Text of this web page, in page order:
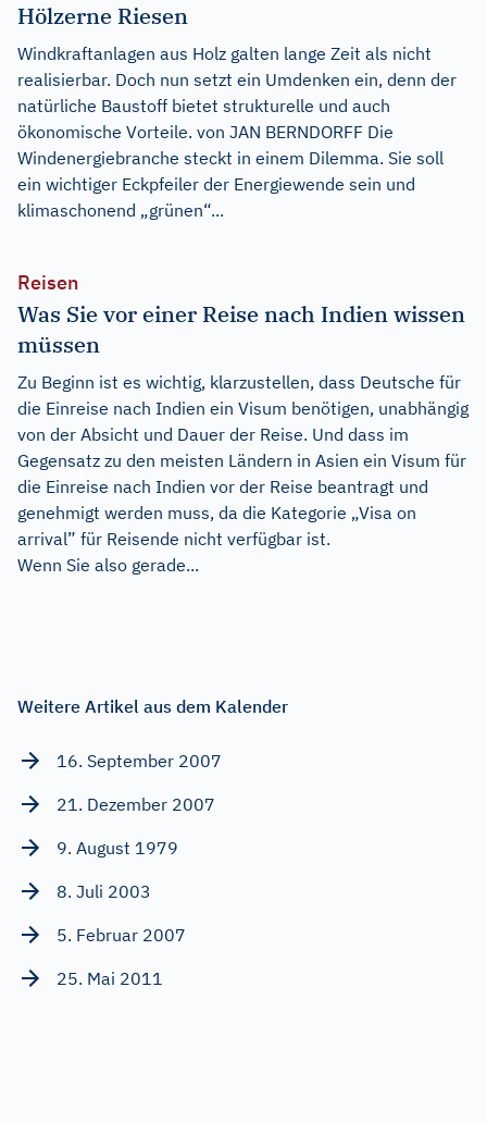
Hölzerne Riesen
Windkraftanlagen aus Holz galten lange Zeit als nicht
realisierbar. Doch nun setzt ein Umdenken ein, denn der
natürliche Baustoff bietet strukturelle und auch
ökonomische Vorteile. von JAN BERNDORFF Die
Windenergiebranche steckt in einem Dilemma. Sie soll
ein wichtiger Eckpfeiler der Energiewende sein und
klimaschonend „grünen“...
Reisen
Was Sie vor einer Reise nach Indien wissen
müssen
Zu Beginn ist es wichtig, klarzustellen, dass Deutsche für
die Einreise nach Indien ein Visum benötigen, unabhängig
von der Absicht und Dauer der Reise. Und dass im
Gegensatz zu den meisten Ländern in Asien ein Visum für
die Einreise nach Indien vor der Reise beantragt und
genehmigt werden muss, da die Kategorie „Visa on
arrival” für Reisende nicht verfügbar ist.
Wenn Sie also gerade...
Weitere Artikel aus dem Kalender
16. September 2007
21. Dezember 2007
9. August 1979
8. Juli 2003
5. Februar 2007
25. Mai 2011